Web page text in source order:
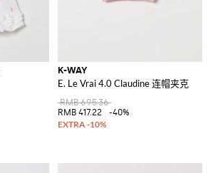
K-WAY
E. Le Vrai 4.0 Claudine 连帽夹克
RMB 695.36
RMB 417.22
-40%